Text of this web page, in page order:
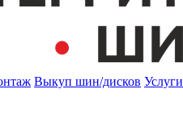
Выкуп шин/дисков Услуги